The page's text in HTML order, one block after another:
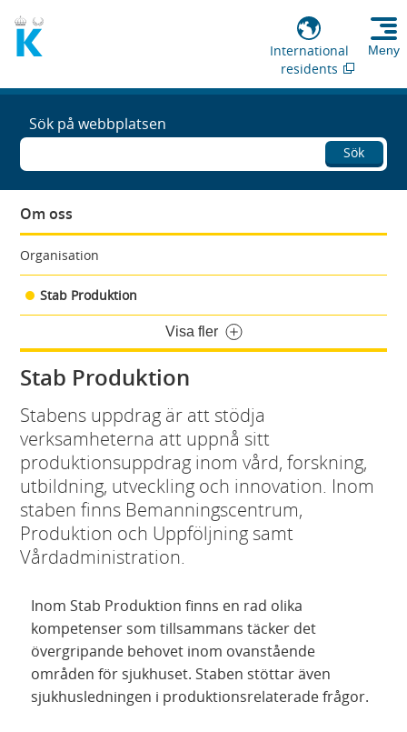
International
residents
Meny
Sök på webbplatsen
Sök
Om oss
Organisation
Stab Produktion
Visa fler
Stab Produktion
Stabens uppdrag är att stödja
verksamheterna att uppnå sitt
produktionsuppdrag inom vård, forskning,
utbildning, utveckling och innovation. Inom
staben finns Bemanningscentrum,
Produktion och Uppföljning samt
Vårdadministration.
Inom Stab Produktion finns en rad olika
kompetenser som tillsammans täcker det
övergripande behovet inom ovanstående
områden för sjukhuset. Staben stöttar även
sjukhusledningen i produktionsrelaterade frågor.